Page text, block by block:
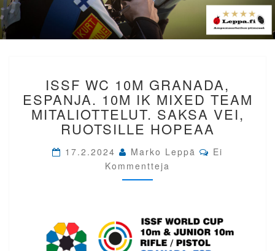
WC
10M
GRANADA,
ESPANJA.
10M
MIXED
TEAM
MITALIOTTELUT.
RUOTSILLE
HOPEAA
ISSF WC 10M GRANADA,
ESPANJA. 10M IK MIXED TEAM
MITALIOTTELUT. SAKSA VEI,
RUOTSILLE HOPEAA
17.2.2024 Marko Leppä Comments
Ei
Kommentteja